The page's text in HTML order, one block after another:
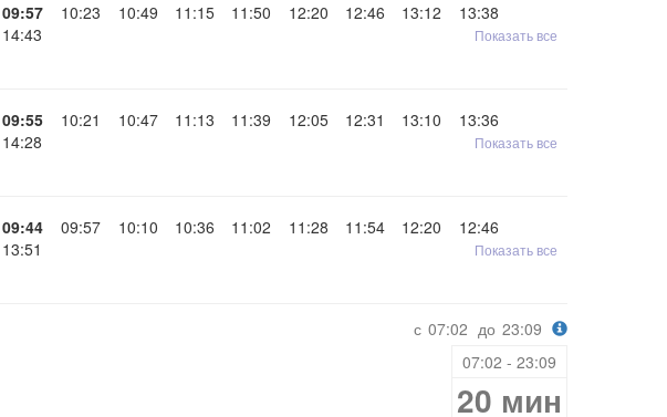
09:57 10:23 10:49 11:15 11:50 12:20 12:46 13:12
13:38
14:43 Показать все
09:55 10:21 10:47 11:13 11:39 12:05 12:31 13:10
13:36
14:28 Показать все
09:44 09:57 10:10 10:36 11:02 11:28 11:54 12:20
12:46
13:51 Показать все
с 07:02 до 23:09
07:02 - 23:09
20 мин